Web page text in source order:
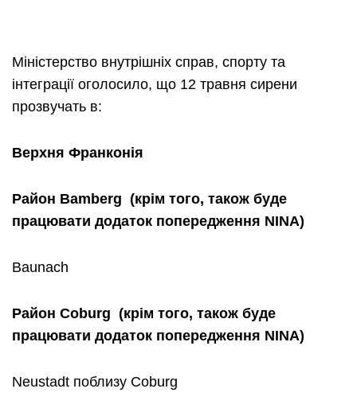
Міністерство внутрішніх справ, спорту та
інтеграції оголосило, що 12 травня сирени
прозвучать в:
Верхня Франконія
Район Bamberg (крім того, також буде
працювати додаток попередження NINA)
Baunach
Район Coburg (крім того, також буде
працювати додаток попередження NINA)
Neustadt поблизу Coburg